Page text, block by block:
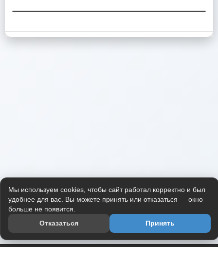
Мы используем cookies, чтобы сайт работал корректно и был
удобнее для вас. Вы можете принять или отказаться — окно
больше не появится.
Отказаться
Принять